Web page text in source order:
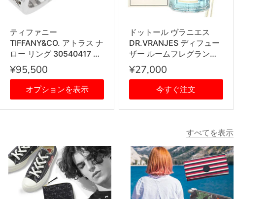
ティファニー
TIFFANY&CO. アトラス ナ
ロー リング 30540417 指
輪 SILVER シルバー
¥95,500
オプションを表示
ドットール ヴラニエス
DR.VRANJES ディフュー
ザー ルームフレグランス
ホームフレグランス 香り
AQUA 500ml ボトル ステ
ィック インテリア雑貨
¥27,000
今すぐ注文
すべてを表示